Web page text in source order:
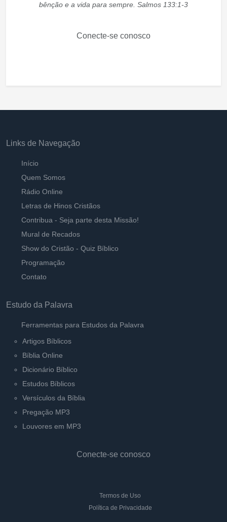
bênção e a vida para sempre. Salmos 133:1-3
Conecte-se conosco
Links de Navegação
Início
Quem Somos
Rádio Online
Letras de Hinos Cristãos
Contribua - Seja parte desta Missão!
Mural de Recados
Show do Cristão - Quiz Bíblico
Programação
Contato
Estudo da Palavra
Ferramentas para Estudos da Palavra
Artigos Bíblicos
Bíblia Online
Dicionário Bíblico
Estudos Bíblicos
Versículos da Bíblia
Pregação MP3
Louvores em MP3
Conecte-se conosco
Termos de Uso
Política de Privacidade